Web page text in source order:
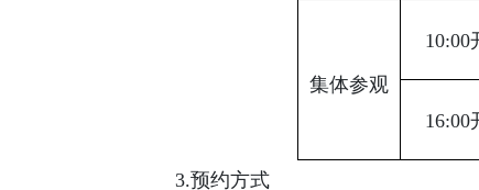
集体参观
10:00
16:00
3.预约方式